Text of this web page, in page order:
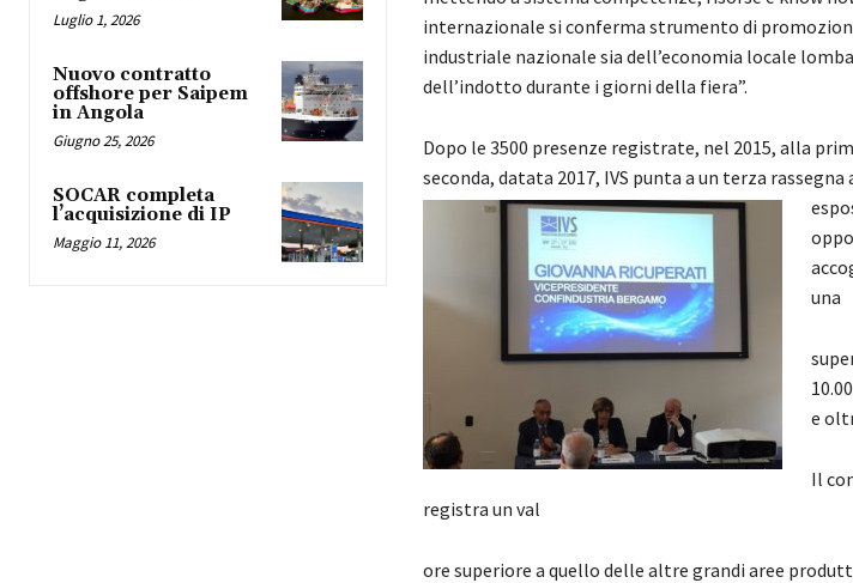
Luglio 1, 2026
Nuovo contratto
offshore per Saipem
in Angola
Giugno 25, 2026
SOCAR completa
l’acquisizione di IP
Maggio 11, 2026
internazionale si conferma strumento di
industriale nazionale sia dell’economia locale
dell’indotto durante i giorni della fiera”.
Dopo le 3500 presenze registrate, nel 2015, alla
seconda, datata 2017, IVS punta a un terza rassegna
una
e
Il
registra un val
ore superiore a quello delle altre grandi aree